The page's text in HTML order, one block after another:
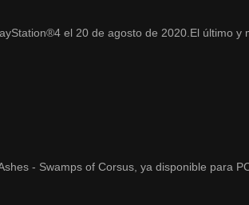
el 20 de agosto de 2020.El último y
- Swamps of Corsus, ya disponible para